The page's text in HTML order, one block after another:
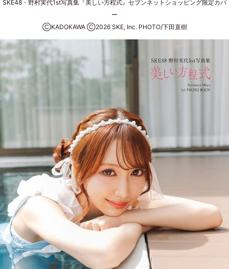
SKE48・野村実代1st写真集『美しい方程式』セブンネットショッピング限定カバ
ー
ⒸKADOKAWA Ⓒ2026 SKE, Inc. PHOTO/下田直樹